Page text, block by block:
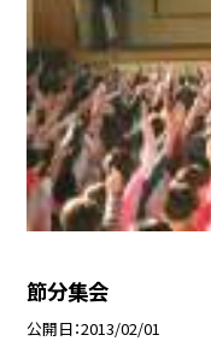
節分集会
公開日 2013/02/01